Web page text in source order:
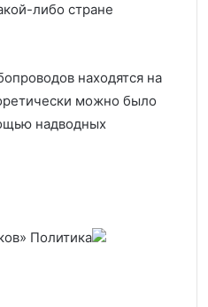
либо стране
находятся на
можно было
надводных
Политика